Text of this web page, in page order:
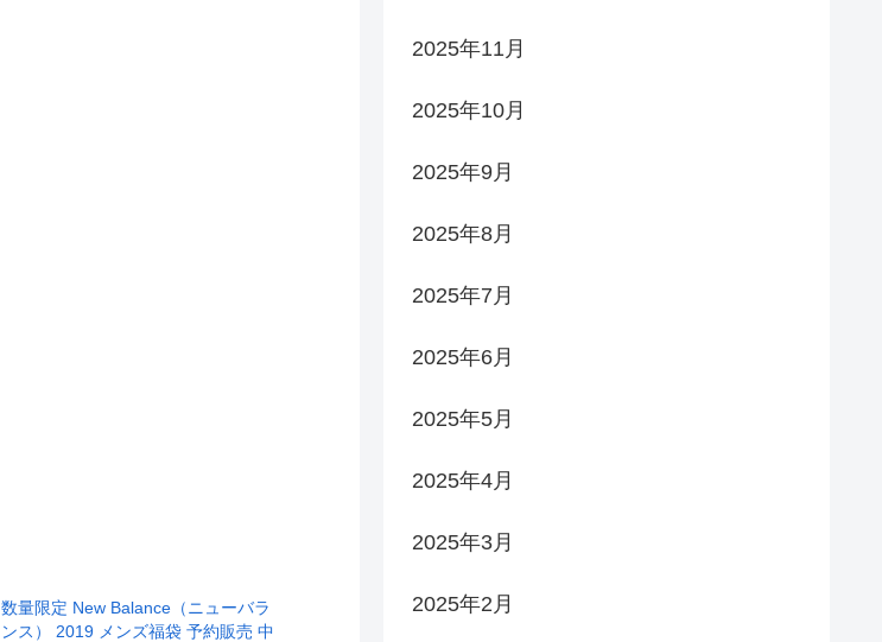
数量限定 New Balance（ニューバラ
ンス） 2019 メンズ福袋 予約販売 中
2025年11月
2025年10月
2025年9月
2025年8月
2025年7月
2025年6月
2025年5月
2025年4月
2025年3月
2025年2月